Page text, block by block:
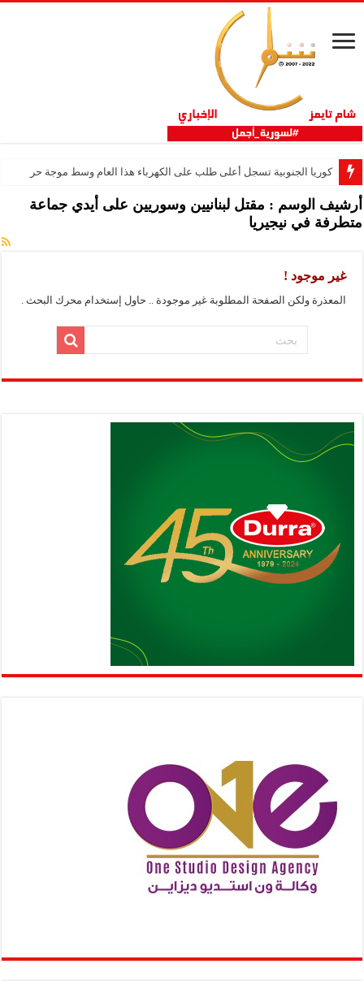
كوريا الجنوبية تسجل أعلى طلب على الكهرباء هذا العام وسط موجة حر
أرشيف الوسم : مقتل لبنانيين وسوريين على أيدي جماعة
متطرفة في نيجيريا
غير موجود !
المعذرة ولكن الصفحة المطلوبة غير موجودة .. حاول إستخدام محرك البحث .